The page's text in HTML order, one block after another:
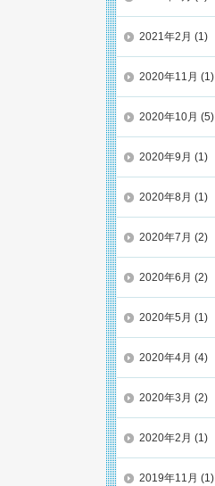
2021年2月 (1)
2020年11月 (1)
2020年10月 (5)
2020年9月 (1)
2020年8月 (1)
2020年7月 (2)
2020年6月 (2)
2020年5月 (1)
2020年4月 (4)
2020年3月 (2)
2020年2月 (1)
2019年11月 (1)